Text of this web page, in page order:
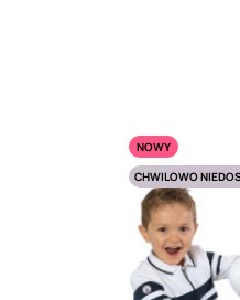
NOWY
CHWILOWO